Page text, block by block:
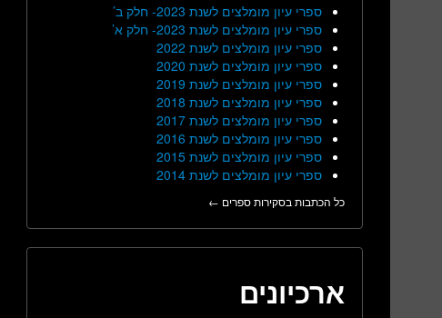
ספרי עיון מומלצים לשנת 2023- חלק ב’
ספרי עיון מומלצים לשנת 2023- חלק א’
ספרי עיון מומלצים לשנת 2022
ספרי עיון מומלצים לשנת 2020
ספרי עיון מומלצים לשנת 2019
ספרי עיון מומלצים לשנת 2018
ספרי עיון מומלצים לשנת 2017
ספרי עיון מומלצים לשנת 2016
ספרי עיון מומלצים לשנת 2015
ספרי עיון מומלצים לשנת 2014
כל הכתבות בסקירות ספרים ←
ארכיונים